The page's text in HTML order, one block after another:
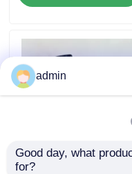
একটি উদ্ধৃতি অনুরোধ করুন
পেট্রল চেইনসো
বৈদ্যুতিক চেইনসো
৫৮০০ পেট্রল চেইনসো ৫৮ সিসি
admin
Good day, what
for?